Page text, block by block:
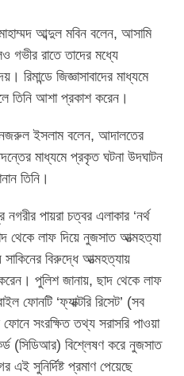
আব্দুল মবিন বলেন, আসামি
গভীর রাতে তাদের মধ্যে
রিমান্ডে জিজ্ঞাসাবাদের মাধ্যমে
তিনি আশা প্রকাশ করেন।
নজরুল ইসলাম বলেন, আদালতের
মাধ্যমে প্রকৃত ঘটনা উদঘাটন
তিনি।
পায়রা চত্বর এলাকার ‘নর্থ
থেকে লাফ দিয়ে নুজসাত আত্মহত্যা
সাকিনের বিরুদ্ধে আত্মহত্যায়
পুলিশ জানায়, ছাদ থেকে লাফ
ফোনটি ‘ফ্যাক্টরি রিসেট’ (সব
সংরক্ষিত তথ্য সরাসরি পাওয়া
(সিডিআর) বিশ্লেষণ করে নুজসাত
এই সুনির্দিষ্ট প্রমাণ পেয়েছে